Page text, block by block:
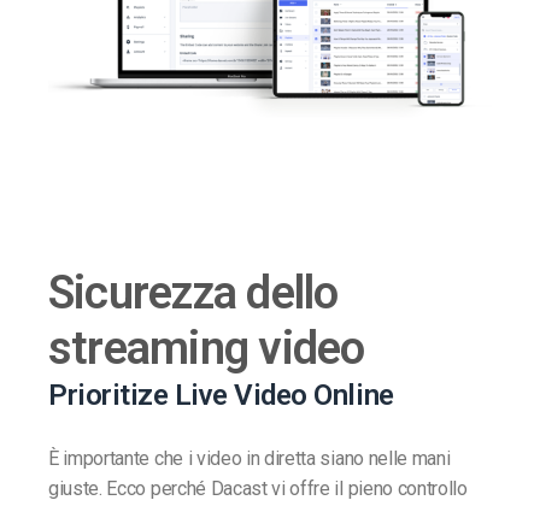
Sicurezza dello
streaming video
Prioritize Live Video Online
È importante che i video in diretta siano nelle mani
giuste. Ecco perché Dacast vi offre il pieno controllo